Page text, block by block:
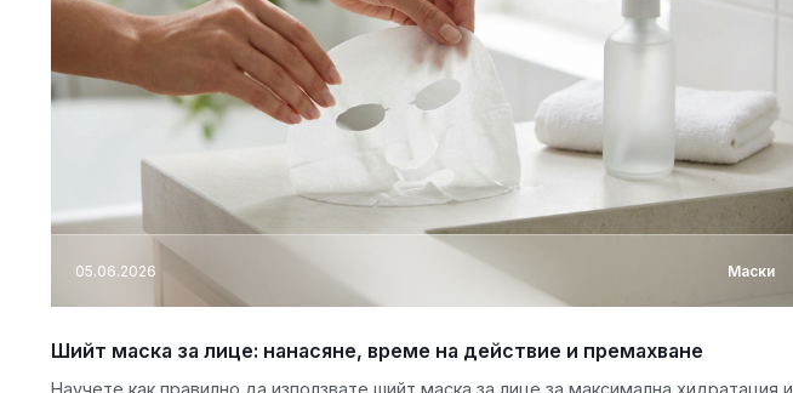
05.06.2026 Маски
Шийт маска за лице: нанасяне, време на действие и премахване